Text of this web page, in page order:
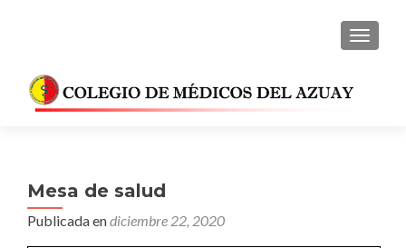
Mesa de salud
Publicada endiciembre 22, 2020